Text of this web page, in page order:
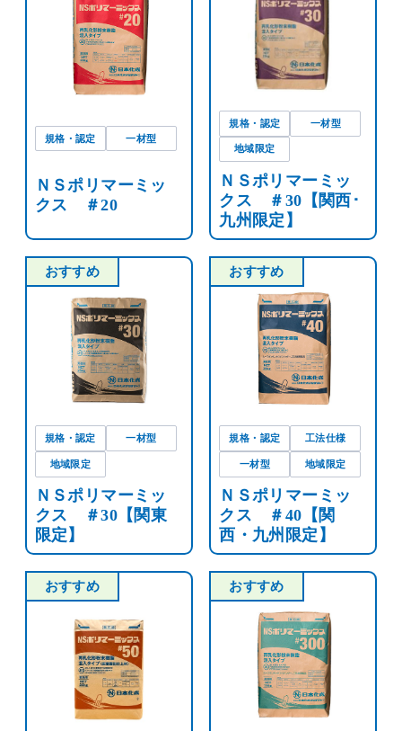
規格・認定 一材型
ＮＳポリマーミッ
クス ＃20
規格・認定 一材型
地域限定
ＮＳポリマーミッ
クス ＃30【関西･
九州限定】
おすすめ
規格・認定 一材型
地域限定
ＮＳポリマーミッ
クス ＃30【関東
限定】
おすすめ
規格・認定 工法仕様
一材型 地域限定
ＮＳポリマーミッ
クス ＃40【関
西・九州限定】
おすすめ おすすめ